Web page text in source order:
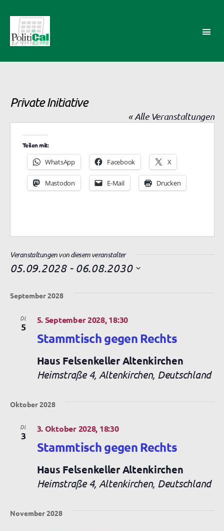
AK
Private Initiative
« Alle Veranstaltungen
Teilen mit:
WhatsApp Facebook X
Mastodon E-Mail Drucken
Veranstaltungen von diesem veranstalter
05.09.2028 - 06.08.2030
a
September 2028
DI.
5
Stammtisch gegen Rechts
5. September 2028, 18:30
Haus Felsenkeller Altenkirchen
Heimstraße 4, Altenkirchen, Deutschland
Oktober 2028
DI.
3
Stammtisch gegen Rechts
3. Oktober 2028, 18:30
Haus Felsenkeller Altenkirchen
Heimstraße 4, Altenkirchen, Deutschland
November 2028